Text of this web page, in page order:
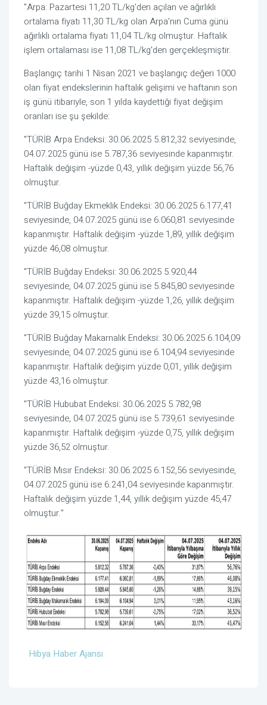
"Arpa: Pazartesi 11,20 TL/kg'den açılan ve ağırlıklı
ortalama fiyatı 11,30 TL/kg olan Arpa'nın Cuma günü
ağırlıklı ortalama fiyatı 11,04 TL/kg olmuştur. Haftalık
işlem ortalaması ise 11,08 TL/kg'den gerçekleşmiştir.
Başlangıç tarihi 1 Nisan 2021 ve başlangıç değeri 1000
olan fiyat endekslerinin haftalık gelişimi ve haftanın son
iş günü itibariyle, son 1 yılda kaydettiği fiyat değişim
oranları ise şu şekilde:
"TÜRİB Arpa Endeksi: 30.06.2025 5.812,32 seviyesinde,
04.07.2025 günü ise 5.787,36 seviyesinde kapanmıştır.
Haftalık değişim -yüzde 0,43, yıllık değişim yüzde 56,76
olmuştur.
"TÜRİB Buğday Ekmeklik Endeksi: 30.06.2025 6.177,41
seviyesinde, 04.07.2025 günü ise 6.060,81 seviyesinde
kapanmıştır. Haftalık değişim -yüzde 1,89, yıllık değişim
yüzde 46,08 olmuştur.
"TÜRİB Buğday Endeksi: 30.06.2025 5.920,44
seviyesinde, 04.07.2025 günü ise 5.845,80 seviyesinde
kapanmıştır. Haftalık değişim -yüzde 1,26, yıllık değişim
yüzde 39,15 olmuştur.
"TÜRİB Buğday Makarnalık Endeksi: 30.06.2025 6.104,09
seviyesinde, 04.07.2025 günü ise 6.104,94 seviyesinde
kapanmıştır. Haftalık değişim yüzde 0,01, yıllık değişim
yüzde 43,16 olmuştur.
"TÜRİB Hububat Endeksi: 30.06.2025 5.782,98
seviyesinde, 04.07.2025 günü ise 5.739,61 seviyesinde
kapanmıştır. Haftalık değişim -yüzde 0,75, yıllık değişim
yüzde 36,52 olmuştur.
"TÜRİB Mısır Endeksi: 30.06.2025 6.152,56 seviyesinde,
04.07.2025 günü ise 6.241,04 seviyesinde kapanmıştır.
Haftalık değişim yüzde 1,44, yıllık değişim yüzde 45,47
olmuştur."
Hibya Haber Ajansı